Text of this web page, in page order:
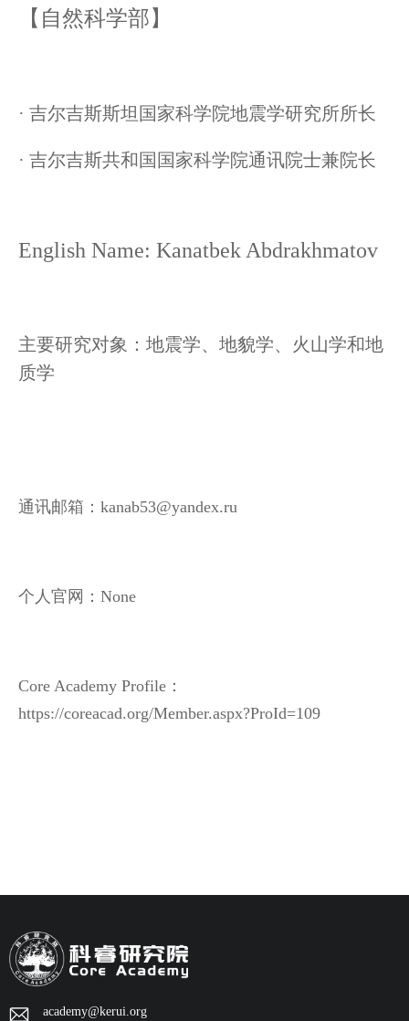
【自然科学部】
· 吉尔吉斯斯坦国家科学院地震学研究所所长
· 吉尔吉斯共和国国家科学院通讯院士兼院长
English Name: Kanatbek Abdrakhmatov
主要研究对象 ：地震学、地貌学、火山学和地
质学
通讯邮箱：kanab53@yandex.ru
个 人官网：None
Core Academy Profile：
https://coreacad.org/Member.aspx?ProId=109
academy@kerui.org